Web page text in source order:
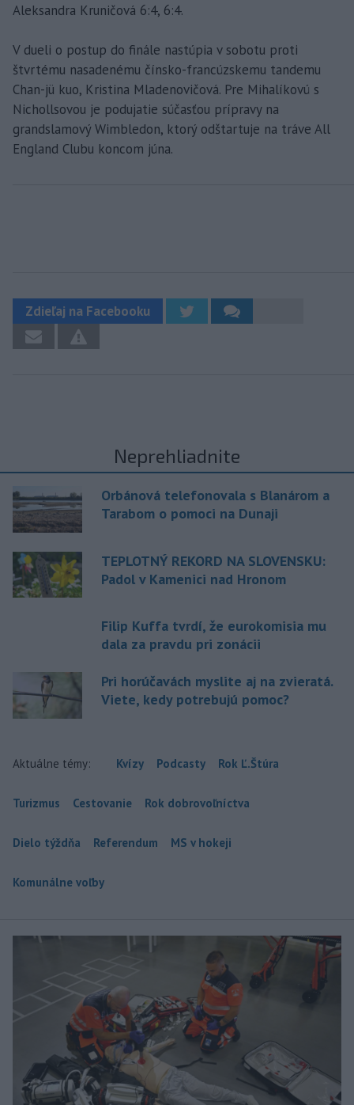
Aleksandra Kruničová 6:4, 6:4.
V dueli o postup do finále nastúpia v sobotu proti
štvrtému nasadenému čínsko-francúzskemu tandemu
Chan-jü kuo, Kristina Mladenovičová. Pre Mihalíkovú s
Nichollsovou je podujatie súčasťou prípravy na
grandslamový Wimbledon, ktorý odštartuje na tráve All
England Clubu koncom júna.
Zdieľaj na Facebooku
Neprehliadnite
Orbánová telefonovala s Blanárom a
Tarabom o pomoci na Dunaji
TEPLOTNÝ REKORD NA SLOVENSKU:
Padol v Kamenici nad Hronom
Filip Kuffa tvrdí, že eurokomisia mu
dala za pravdu pri zonácii
Pri horúčavách myslite aj na zvieratá.
Viete, kedy potrebujú pomoc?
Aktuálne témy: Kvízy Podcasty Rok Ľ.Štúra
Turizmus Cestovanie Rok dobrovoľníctva
Dielo týždňa Referendum MS v hokeji
Komunálne voľby